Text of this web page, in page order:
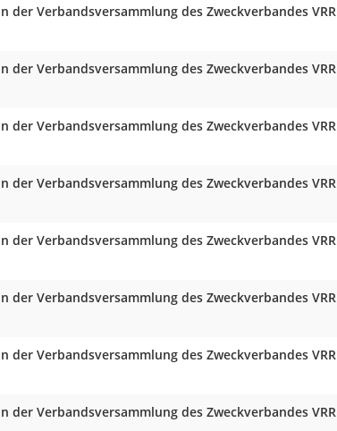
Verbandsversammlung des Zweckverbandes VRR
Verbandsversammlung des Zweckverbandes VRR
Verbandsversammlung des Zweckverbandes VRR
Verbandsversammlung des Zweckverbandes VRR
Verbandsversammlung des Zweckverbandes VRR
Verbandsversammlung des Zweckverbandes VRR
Verbandsversammlung des Zweckverbandes VRR
Verbandsversammlung des Zweckverbandes VRR